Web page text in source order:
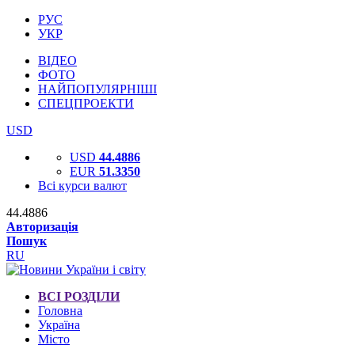
РУС
УКР
ВІДЕО
ФОТО
НАЙПОПУЛЯРНІШІ
СПЕЦПРОЕКТИ
USD
USD 44.4886
EUR 51.3350
Всі курси валют
44.4886
Авторизація
Пошук
RU
ВСІ РОЗДІЛИ
Головна
Україна
Місто